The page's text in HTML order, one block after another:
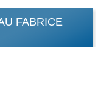
FABRICE